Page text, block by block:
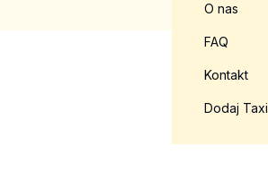
O nas
FAQ
Kontakt
Dodaj Taxi